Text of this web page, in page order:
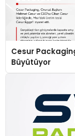
Cesur
Büyütüyor